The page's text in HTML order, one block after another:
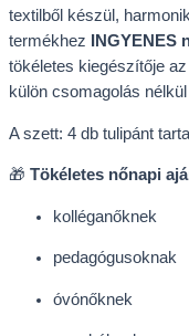
textilből készül,
termékhez
INGYENES
tökéletes kiegészítője
külön csomagolás
A szett: 4 db tulipánt
🎁 Tökéletes nőnapi
kolléganőknek
pedagógusoknak
óvónőknek